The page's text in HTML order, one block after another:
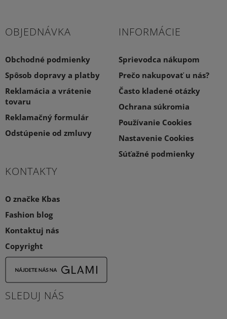
OBJEDNÁVKA
Obchodné podmienky
Spôsob dopravy a platby
Reklamácia a vrátenie
tovaru
Reklamačný formulár
Odstúpenie od zmluvy
INFORMÁCIE
Sprievodca nákupom
Prečo nakupovať u nás?
Často kladené otázky
Ochrana súkromia
Používanie Cookies
Nastavenie Cookies
Súťažné podmienky
KONTAKTY
O značke Kbas
Fashion blog
Kontaktuj nás
Copyright
SLEDUJ NÁS